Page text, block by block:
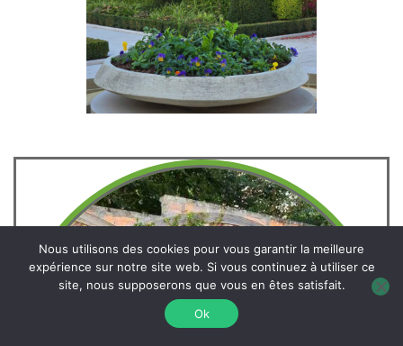
Nous utilisons des cookies pour vous garantir la meilleure
expérience sur notre site web. Si vous continuez à utiliser ce
site, nous supposerons que vous en êtes satisfait.
Ok